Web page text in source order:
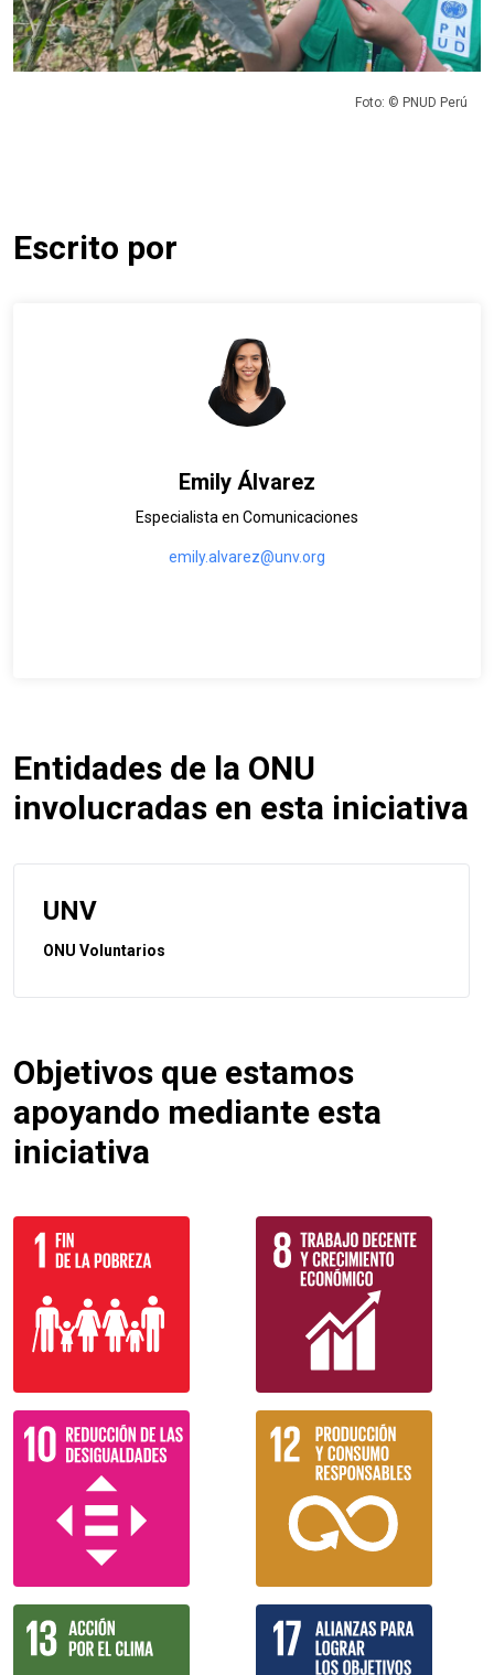
Foto: © PNUD Perú
Escrito por
Emily Álvarez
Especialista en Comunicaciones
emily.alvarez@unv.org
Entidades de la ONU
involucradas en esta iniciativa
UNV
ONU Voluntarios
Objetivos que estamos
apoyando mediante esta
iniciativa